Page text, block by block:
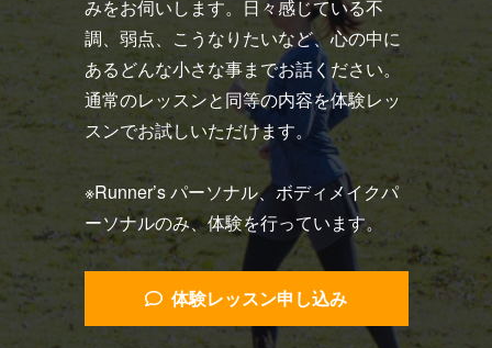
みをお伺いします。日々感じている不
調、弱点、こうなりたいなど、心の中に
あるどんな小さな事までお話ください。
通常のレッスンと同等の内容を体験レッ
スンでお試しいただけます。
※Runner’s パーソナル、ボディメイクパ
ーソナルのみ、体験を行っています。
体験レッスン申し込み